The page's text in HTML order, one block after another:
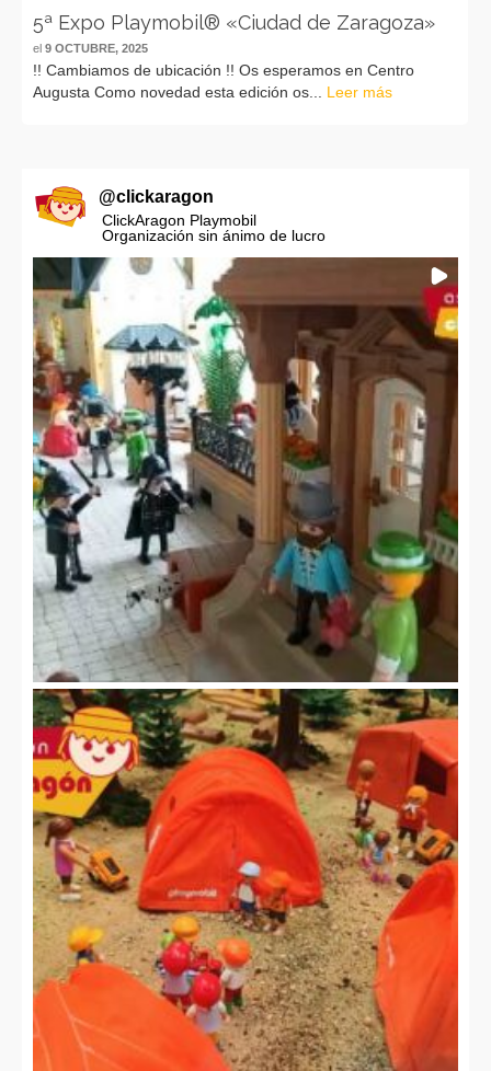
5ª Expo Playmobil® «Ciudad de Zaragoza»
el 9 OCTUBRE, 2025
!! Cambiamos de ubicación !! Os esperamos en Centro
Augusta Como novedad esta edición os... Leer más
@clickaragon
ClickAragon Playmobil
Organización sin ánimo de lucro